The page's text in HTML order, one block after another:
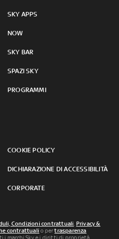
SKY APPS
NOW
SKY BAR
SPAZI SKY
PROGRAMMI
COOKIE POLICY
DICHIARAZIONE DI ACCESSIBILITÀ
CORPORATE
Condizioni contrattuali, Privacy &
contrattuali o pertrasparenza